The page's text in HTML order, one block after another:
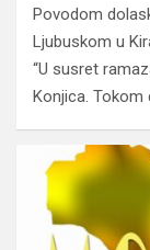
Povodom
Ljubuskom u
“U susret
Konjica. Tokom